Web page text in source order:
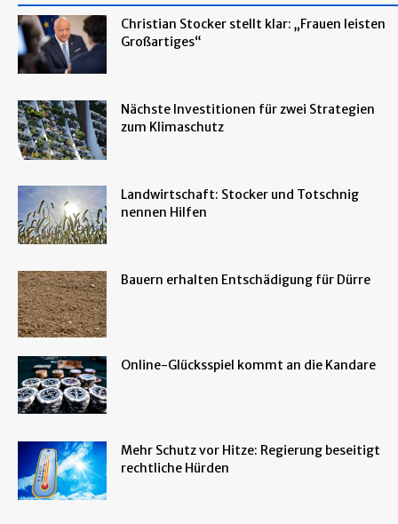
Christian Stocker stellt klar: „Frauen leisten
Großartiges“
Nächste Investitionen für zwei Strategien
zum Klimaschutz
Landwirtschaft: Stocker und Totschnig
nennen Hilfen
Bauern erhalten Entschädigung für Dürre
Online-Glücksspiel kommt an die Kandare
Mehr Schutz vor Hitze: Regierung beseitigt
rechtliche Hürden